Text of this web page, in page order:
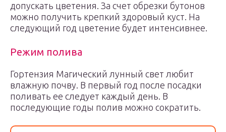
допускать цветения. За счет обрезки бутонов
можно получить крепкий здоровый куст. На
следующий год цветение будет интенсивнее.
Режим полива
Гортензия Магический лунный свет любит
влажную почву. В первый год после посадки
поливать ее следует каждый день. В
последующие годы полив можно сократить.